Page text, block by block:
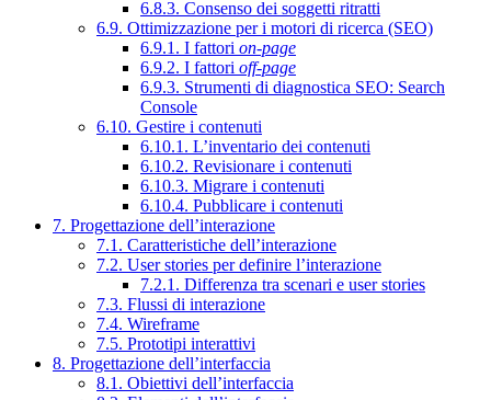
6.8.3. Consenso dei soggetti ritratti
6.9. Ottimizzazione per i motori di ricerca (SEO)
6.9.1. I fattori on-page
6.9.2. I fattori off-page
6.9.3. Strumenti di diagnostica SEO: Search
Console
6.10. Gestire i contenuti
6.10.1. L’inventario dei contenuti
6.10.2. Revisionare i contenuti
6.10.3. Migrare i contenuti
6.10.4. Pubblicare i contenuti
7. Progettazione dell’interazione
7.1. Caratteristiche dell’interazione
7.2. User stories per definire l’interazione
7.2.1. Differenza tra scenari e user stories
7.3. Flussi di interazione
7.4. Wireframe
7.5. Prototipi interattivi
8. Progettazione dell’interfaccia
8.1. Obiettivi dell’interfaccia